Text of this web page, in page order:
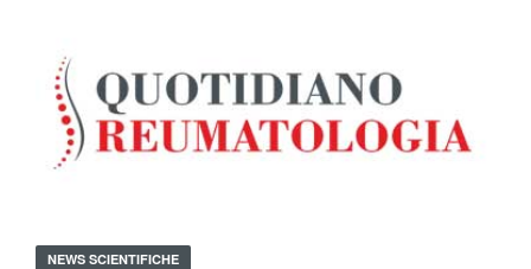
NEWS SCIENTIFICHE